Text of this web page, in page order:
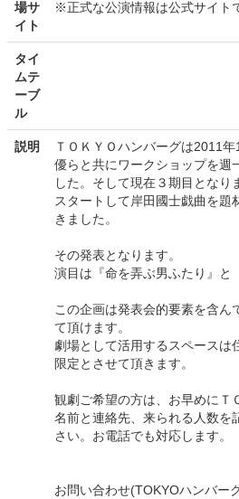
場サ
イト
※正式な公演情報は公式サイト
タイ
ムテ
ーブ
ル
説明
ＴＯＫＹＯハンバーグは2011
優らと共にワークショップを週
した。そして現在３期目となり
スタートして岸田國士戯曲を題
きました。
その発表となります。
演目は『命を弄ぶ男ふたり』と
この企画は発表会的要素を含ん
て頂けます。
劇場として活用するスペースは
限定とさせて頂きます。
観劇ご希望の方は、お早めにＴ
名前と連絡先、来られる人数を
さい。お電話でも対応します。
お問い合わせ(TOKYOハンバー